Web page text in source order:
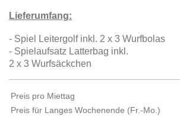
Lieferumfang:
- Spiel Leitergolf inkl. 2 x 3 Wurfbolas
- Spielaufsatz Latterbag inkl.
2 x 3 Wurfsäckchen
Preis pro Miettag
Preis für Langes Wochenende (Fr.-Mo.)